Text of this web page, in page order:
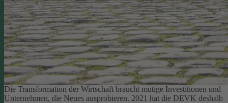
Die Transformation der Wirtschaft braucht mutige Investitionen und
Unternehmen, die Neues ausprobieren. 2021 hat die DEVK deshalb